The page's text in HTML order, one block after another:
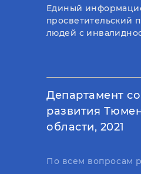
Единый
просветительский
людей с
Департамент
развития
области, 2021
По всем вопросам